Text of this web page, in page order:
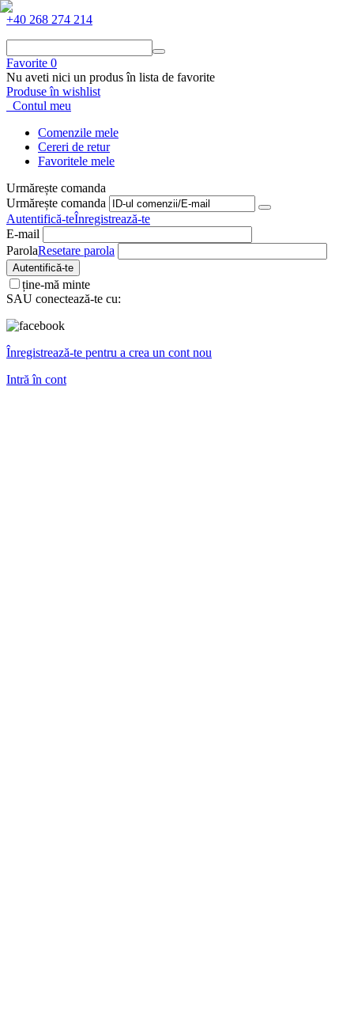
+40 268 274 214
Favorite 0
Nu aveti nici un produs în lista de favorite
Produse în wishlist
Contul meu
Comenzile mele
Cereri de retur
Favoritele mele
Urmărește comanda
Urmărește comanda
Autentifică-teÎnregistrează-te
E-mail
ParolaResetare parola
Autentifică-te
ține-mă minte
SAU conectează-te cu:
Înregistrează-te pentru a crea un cont nou
Intră în cont